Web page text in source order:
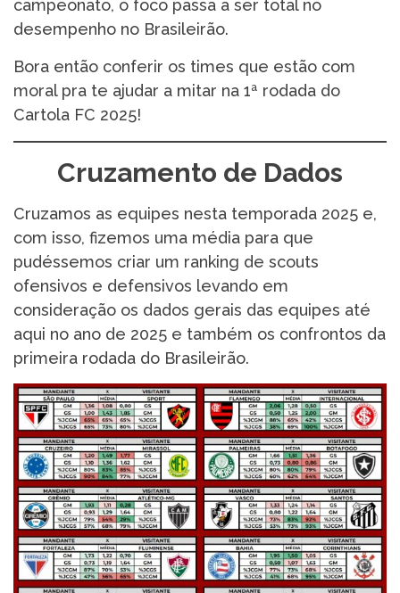
campeonato, o foco passa a ser total no
desempenho no Brasileirão.
Bora então conferir os times que estão com
moral pra te ajudar a mitar na 1ª rodada do
Cartola FC 2025!
Cruzamento de Dados
Cruzamos as equipes nesta temporada 2025 e,
com isso, fizemos uma média para que
pudéssemos criar um ranking de scouts
ofensivos e defensivos levando em
consideração os dados gerais das equipes até
aqui no ano de 2025 e também os confrontos da
primeira rodada do Brasileirão.